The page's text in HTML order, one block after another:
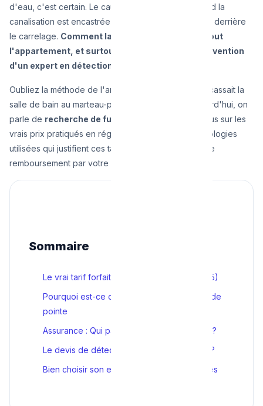
d'eau, c'est certain. Le cauchemar commence quand la
canalisation est encastrée dans la dalle de béton ou derrière
le carrelage. Comment la trouver sans détruire tout
l'appartement, et surtout, combien coûte l'intervention
d'un expert en détection de fuite à Bruxelles ?
Oubliez la méthode de l'ancien temps où le maçon cassait la
salle de bain au marteau-piqueur "au hasard". Aujourd'hui, on
parle de recherche de fuite non destructive
. Focus sur les
vrais prix pratiqués en région bruxelloise, les technologies
utilisées qui justifient ces tarifs, et les mécanismes de
remboursement par votre assurance.
Sommaire
Le vrai tarif forfaitaire d'une détection (2025)
Pourquoi est-ce cher ? Les 4 technologies de
pointe
Assurance : Qui paie les frais de recherche ?
Le devis de détection inclut-il la réparation ?
Bien choisir son expert détecteur à Bruxelles